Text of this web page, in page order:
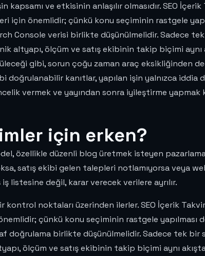
ve etkisinin anlaşılır olmasıdır. SEO
için önemlidir; çünkü konu seçiminin rastgele
Console verisi birlikte düşünülmelidir. Sadece tek
altyapı, ölçüm ve satış ekibinin takip biçimi aynı
gibi, sorun çoğu zaman araç eksikliğinden
kanıtlar, yapılan işin yalnızca iddia
vermek ve yayından sonra iyileştirme yapmak
için erken?
özellikle düzenli blog üretmek isteyen
satış ekibi gelen talepleri notlamıyorsa veya
listesine değil, karar verecek verilere ayrılır.
noktaları üzerinden ilerler. SEO İçerik
çünkü konu seçiminin rastgele yapılması
doğrulama birlikte düşünülmelidir. Sadece tek bir
ölçüm ve satış ekibinin takip biçimi aynı